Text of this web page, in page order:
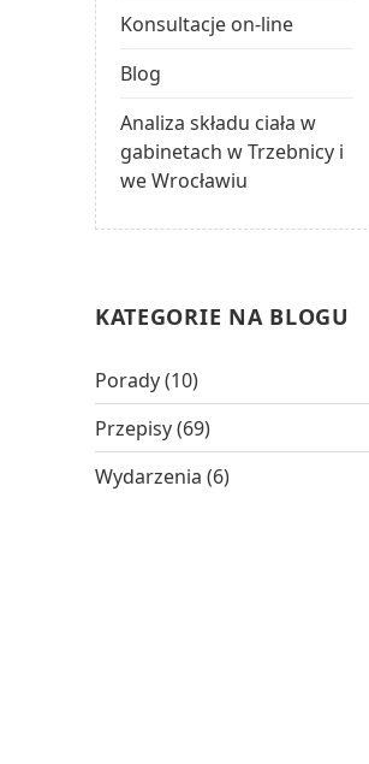
Konsultacje on-line
Blog
Analiza składu ciała w
gabinetach w Trzebnicy i
we Wrocławiu
KATEGORIE NA BLOGU
Porady(10)
Przepisy(69)
Wydarzenia (6)